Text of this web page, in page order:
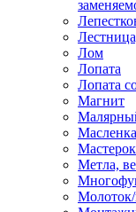
Лом
Лопата
Лопата
Магнит
Масленка
Мастерок
Метла,
Молоток/